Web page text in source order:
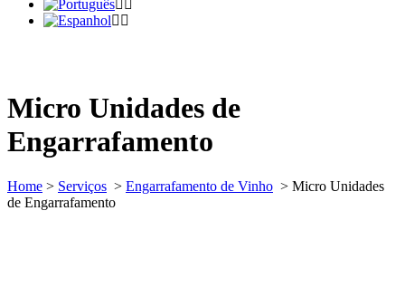
Micro Unidades de
Engarrafamento
Home > Serviços > Engarrafamento de Vinho > Micro Unidades
de Engarrafamento